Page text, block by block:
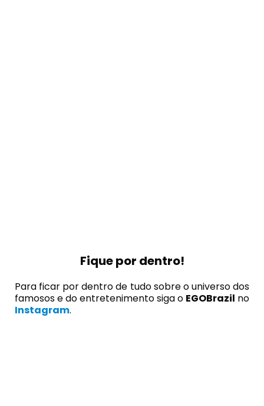
Fique por dentro!
Para ficar por dentro de tudo sobre o universo dos
famosos e do entretenimento siga o EGOBrazil no
Instagram.